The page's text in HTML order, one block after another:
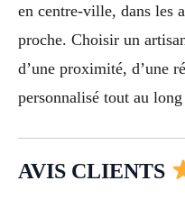
en centre-ville, dans les
proche. Choisir un
d’une proximité, d’une
personnalisé tout au
AVIS CLIENTS